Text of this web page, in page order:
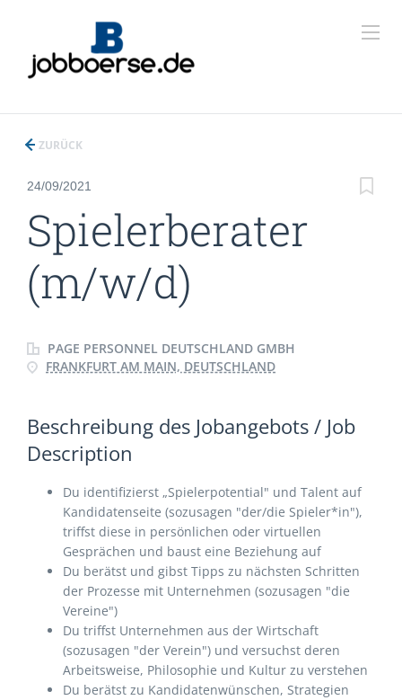
ZURÜCK
24/09/2021
Spielerberater
(m/w/d)
PAGE PERSONNEL DEUTSCHLAND GMBH
FRANKFURT AM MAIN, DEUTSCHLAND
Beschreibung des Jobangebots / Job
Description
Du identifizierst „Spielerpotential" und Talent auf
Kandidatenseite (sozusagen "der/die Spieler*in"),
triffst diese in persönlichen oder virtuellen
Gesprächen und baust eine Beziehung auf
Du berätst und gibst Tipps zu nächsten Schritten
der Prozesse mit Unternehmen (sozusagen "die
Vereine")
Du triffst Unternehmen aus der Wirtschaft
(sozusagen "der Verein") und versuchst deren
Arbeitsweise, Philosophie und Kultur zu verstehen
Du berätst zu Kandidatenwünschen, Strategien